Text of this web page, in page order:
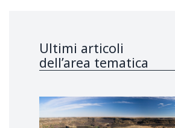
Ultimi articoli
dell’area tematica